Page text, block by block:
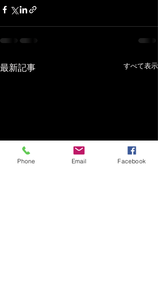
最新記事 すべて表示
Phone Email Facebook